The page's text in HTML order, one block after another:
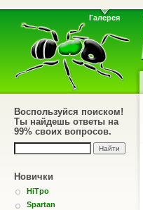
Галерея
Воспользуйся поиском!
Ты найдешь ответы на
99% своих вопросов.
Новички
HiTpo
Spartan